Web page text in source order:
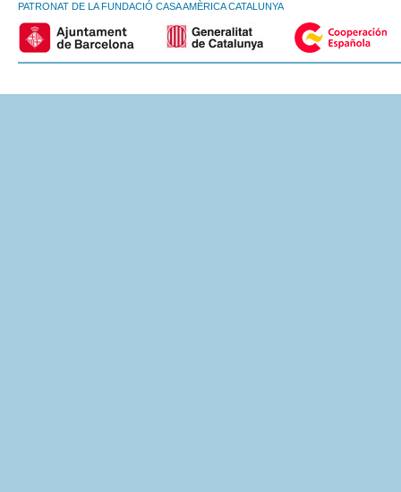
PATRONAT DE LA FUNDACIÓ CASA AMÈRICA CATALUNYA